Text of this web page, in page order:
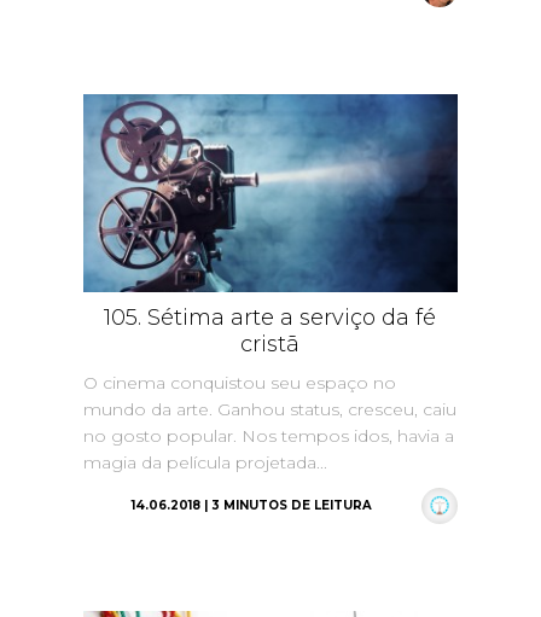
105. Sétima arte a serviço da fé
cristã
O cinema conquistou seu espaço no
mundo da arte. Ganhou status, cresceu, caiu
no gosto popular. Nos tempos idos, havia a
magia da película projetada...
14.06.2018 | 3 MINUTOS DE LEITURA